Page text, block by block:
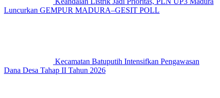
Luncurkan GEMPUR MADURA–GESIT POLL
Kecamatan Batuputih Intensifkan Pengawasan
Dana Desa Tahap II Tahun 2026